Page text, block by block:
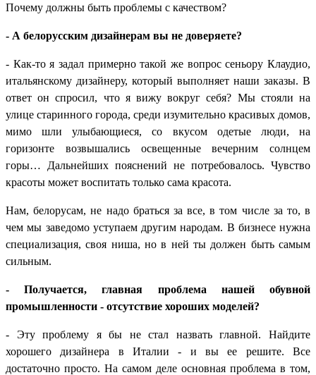
Почему должны быть проблемы с качеством?
- А белорусским дизайнерам вы не доверяете?
- Как-то я задал примерно такой же вопрос сеньору Клаудио,
итальянскому дизайнеру, который выполняет наши заказы. В
ответ он спросил, что я вижу вокруг себя? Мы стояли на
улице старинного города, среди изумительно красивых домов,
мимо шли улыбающиеся, со вкусом одетые люди, на
горизонте возвышались освещенные вечерним солнцем
горы… Дальнейших пояснений не потребовалось. Чувство
красоты может воспитать только сама красота.
Нам, белорусам, не надо браться за все, в том числе за то, в
чем мы заведомо уступаем другим народам. В бизнесе нужна
специализация, своя ниша, но в ней ты должен быть самым
сильным.
- Получается, главная проблема нашей обувной
промышленности - отсутствие хороших моделей?
- Эту проблему ябы не стал назвать главной. Найдите
хорошего дизайнера в Италии - и вы ее решите. Все
достаточно просто. На самом деле основная проблема в том,